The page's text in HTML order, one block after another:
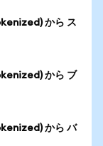
から ス
から ブ
から バ